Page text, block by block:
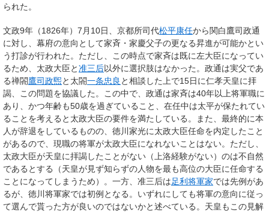
られた。
文政9年（1826年）7月10日、京都所司代松平康任から関白鷹司政通
に対し、幕府の意向として家斉・家慶父子の更なる昇進が可能かとい
う打診が行われた。ただし、この時点で家斉は既に左大臣になってい
るため、太政大臣と准三后以外に選択肢はなかった。政通は実父であ
る禅閤鷹司政煕と太閤一条忠良 と相談した上で15日に仁孝天皇に拝
謁、この問題を協議した。この中で、政通は家斉は40年以上将軍職に
あり、かつ年齢も50歳を過ぎていること、在任中は太平が保たれてい
ることを考えると太政大臣の要件を満たしている。また、最終的に本
人が辞退をしているものの、徳川家光に太政大臣任命を内定したこと
があるので、現職の将軍が太政大臣になれないことはない。ただし、
太政大臣が天皇に拝謁したことがない（上洛経験がない）のは不自然
であるとする（天皇が見ず知らずの人物を最も高位の大臣に任命する
ことになってしまうため）。一方、准三后は足利将軍家では先例があ
るが、徳川将軍家では初例となる。いずれにしても将軍の意向に従っ
て選んで貰った方が良いのではないかと述べている。天皇もこの見解